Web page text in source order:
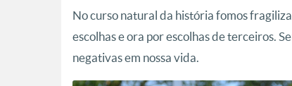
No curso natural da história fomos
escolhas e ora por escolhas de terceiros.
negativas em nossa vida.